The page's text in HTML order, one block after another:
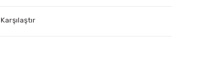
Karşılaştır